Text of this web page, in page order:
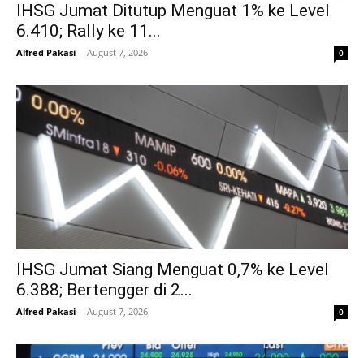
IHSG Jumat Ditutup Menguat 1% ke Level
6.410; Rally ke 11...
Alfred Pakasi - August 7, 2026 0
IHSG Jumat Siang Menguat 0,7% ke Level
6.388; Bertengger di 2...
Alfred Pakasi - August 7, 2026 0